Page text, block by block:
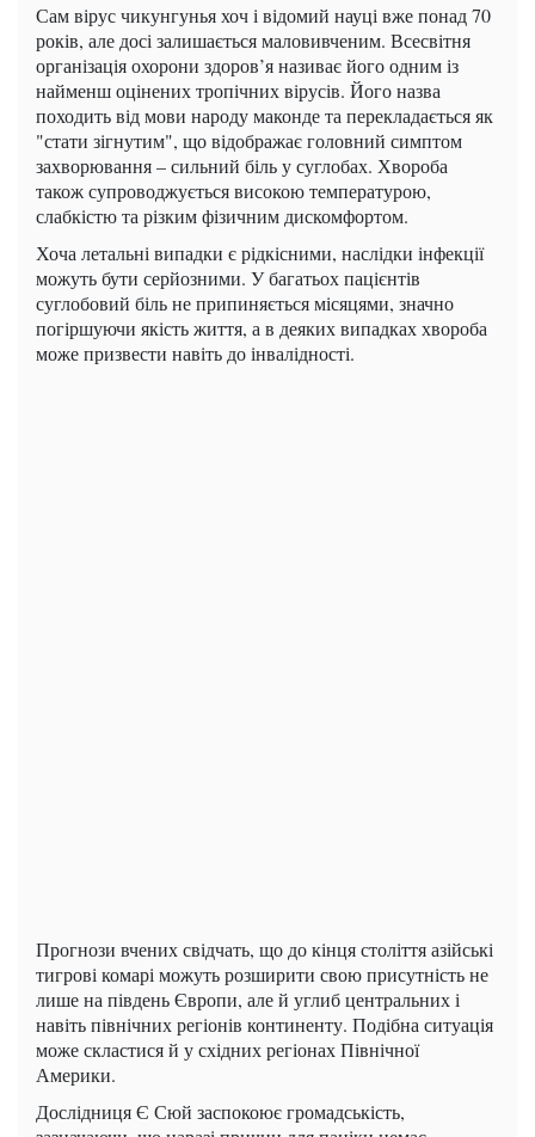
Сам вірус чикунгунья хоч і відомий науці вже понад 70
років, але досі залишається маловивченим. Всесвітня
організація охорони здоров’я називає його одним із
найменш оцінених тропічних вірусів. Його назва
походить від мови народу маконде та перекладається як
"стати зігнутим", що відображає головний симптом
захворювання – сильний біль у суглобах. Хвороба
також супроводжується високою температурою,
слабкістю та різким фізичним дискомфортом.
Хоча летальні випадки є рідкісними, наслідки інфекції
можуть бути серйозними. У багатьох пацієнтів
суглобовий біль не припиняється місяцями, значно
погіршуючи якість життя, а в деяких випадках хвороба
може призвести навіть до інвалідності.
Прогнози вчених свідчать, що до кінця століття азійські
тигрові комарі можуть розширити свою присутність не
лише на південь Європи, але й углиб центральних і
навіть північних регіонів континенту. Подібна ситуація
може скластися й у східних регіонах Північної
Америки.
Дослідниця Є Сюй заспокоює громадськість,